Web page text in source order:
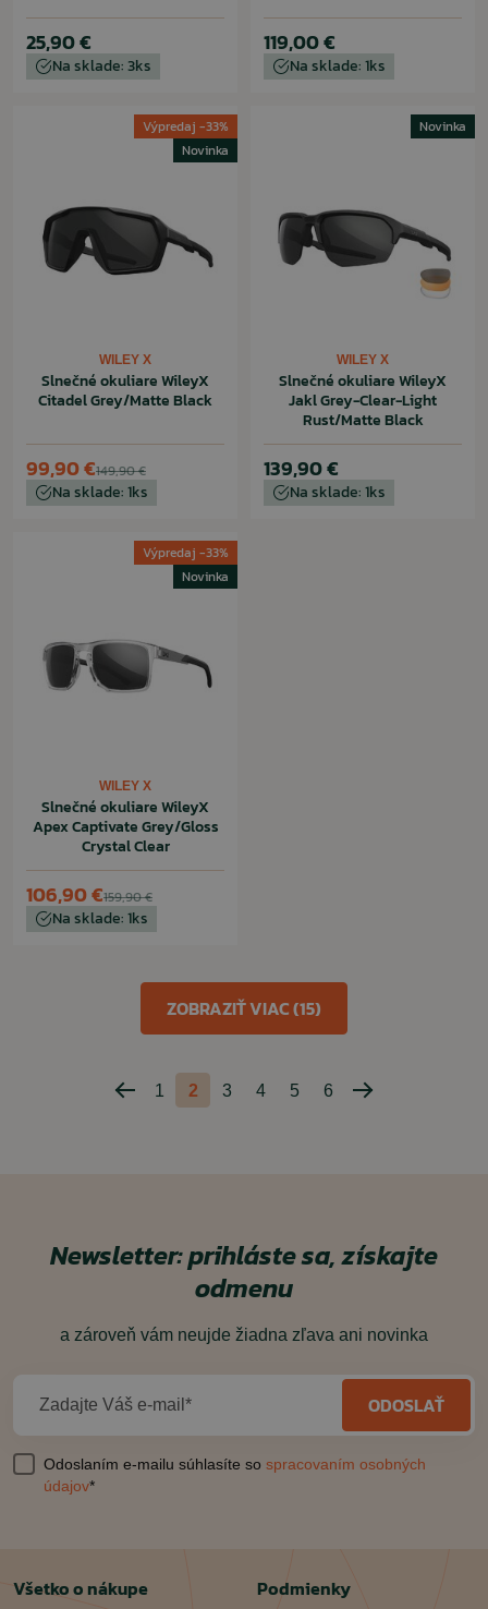
25,90 €
Na sklade: 3ks
119,00 €
Na sklade: 1ks
Výpredaj -33%
Novinka
WILEY X
Slnečné okuliare WileyX
Citadel Grey/Matte Black
149,90 €
99,90 €
Na sklade: 1ks
Novinka
WILEY X
Slnečné okuliare WileyX
Jakl Grey-Clear-Light
Rust/Matte Black
139,90 €
Na sklade: 1ks
Výpredaj -33%
Novinka
WILEY X
Slnečné okuliare WileyX
Apex Captivate Grey/Gloss
Crystal Clear
159,90 €
106,90 €
Na sklade: 1ks
Predchádzajúca
1 2 3 4 5 6
Nasledujúca
ZOBRAZIŤ VIAC (15)
Newsletter: prihláste sa, získajte
odmenu
a zároveň vám neujde žiadna zľava ani novinka
Zadajte Váš e-mail* ODOSLAŤ
Odoslaním e-mailu súhlasíte so spracovaním osobných
údajov*
Všetko o nákupe Podmienky